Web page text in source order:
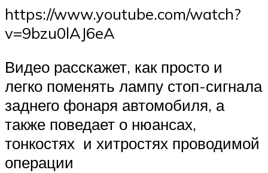
https://www.youtube.com/watch?
v=9bzu0lAJ6eA
Видео расскажет, как просто и
легко поменять лампу стоп-сигнала
заднего фонаря автомобиля, а
также поведает о нюансах,
тонкостях и хитростях проводимой
операции